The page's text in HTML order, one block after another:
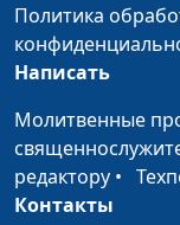
Евангелие по
Прощение
греши.
11
Значение
Евангелие по
Политика
Написать
Молитвенные
редактору •
Контакты